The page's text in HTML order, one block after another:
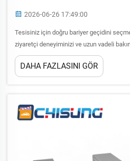
2026-06-26 17:49:00
Tesisiniz için doğru bariyer geçidini
ziyaretçi deneyiminizi ve uzun vadeli
kritik bir güvenlik ve operasyonel
erişim kontrol çözümleri gerektirir...
DAHA FAZLASINI GÖR